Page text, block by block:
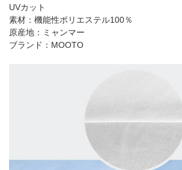
UVカット
素材：機能性ポリエステル100％
原産地：ミャンマー
ブランド：MOOTO